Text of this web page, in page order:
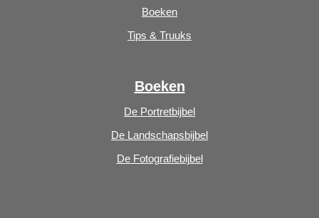
Boeken
Tips & Truuks
Boeken
De Portretbijbel
De Landschapsbijbel
De Fotografiebijbel